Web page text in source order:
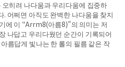
히려 나다움과 우리다움에 집중하
. 어쩌면 아직도 완벽한 나다움을 찾지
에 이 "Arrm8(아름8)"의 의미는 저
나답고 우리다웠던 순간이 기록되어
름답게 빛나는 한 롤의 필름 같은 작